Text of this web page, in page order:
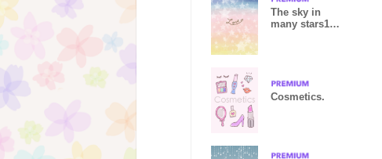
The sky in
many stars14
Cosmetics.